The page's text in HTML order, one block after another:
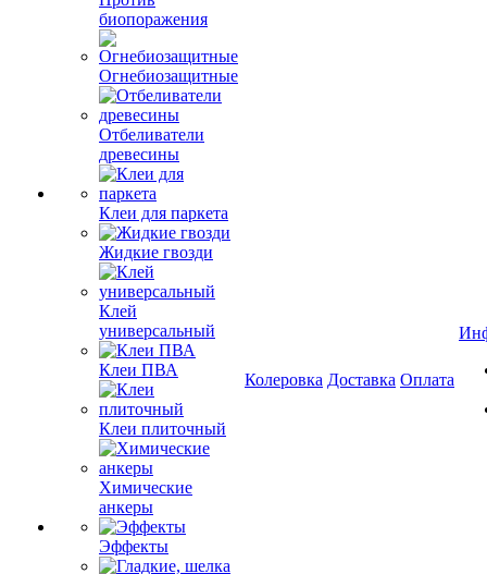
биопоражения
Огнебиозащитные
Отбеливатели
древесины
Клеи для паркета
Жидкие гвозди
Клей
универсальный
Клеи ПВА
Клеи плиточный
Химические
анкеры
Эффекты
Колеровка Доставка Оплата